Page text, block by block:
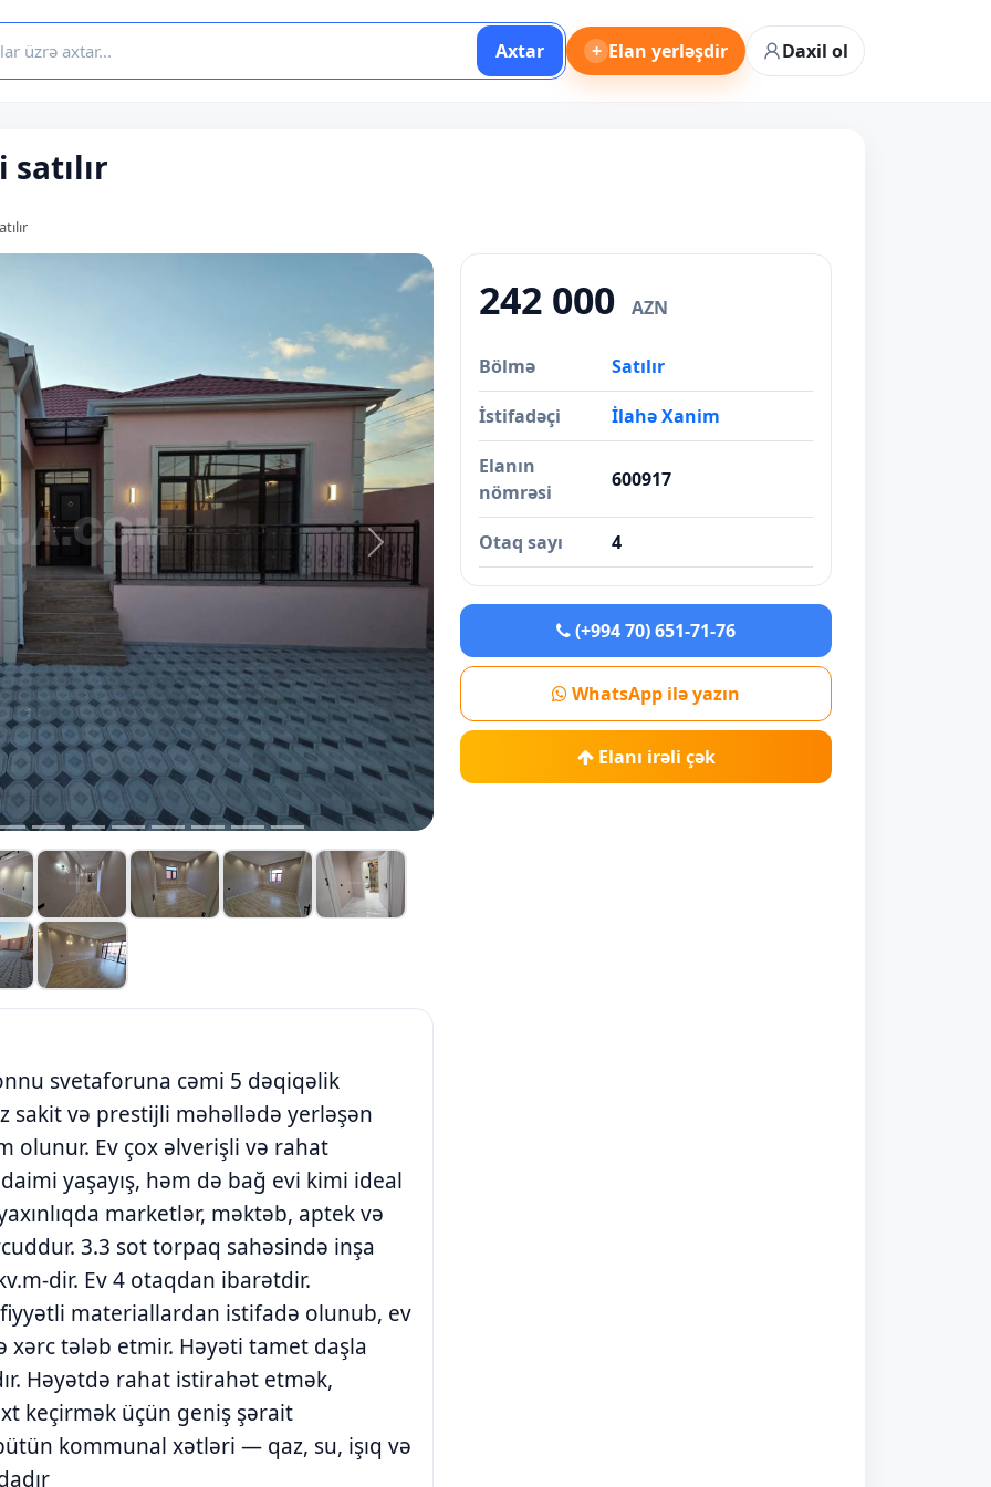
Axtar + Elan yerləşdir Daxil ol
Next
svetaforuna cəmi 5 dəqiqəlik
sakit və prestijli məhəllədə yerləşən
olunur. Ev çox əlverişli və rahat
yaşayış, həm də bağ evi kimi ideal
marketlər, məktəb, aptek və
3.3 sot torpaq sahəsində inşa
dir. Ev 4 otaqdan ibarətdir.
materiallardan istifadə olunub, ev
xərc tələb etmir. Həyəti tamet daşla
Həyətdə rahat istirahət etmək,
keçirmək üçün geniş şərait
kommunal xətləri — qaz, su, işıq və
242 000 AZN
Bölmə Satılır
İstifadəçi İlahə Xanim
Elanın
nömrəsi
600917
Otaq sayı 4
(+994 70) 651-71-76
WhatsApp ilə yazın
Elanı irəli çək